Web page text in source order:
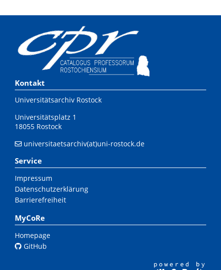
Kontakt
Universitätsarchiv Rostock
Universitätsplatz 1
18055 Rostock
universitaetsarchiv(at)uni-rostock.de
Service
Impressum
Datenschutzerklärung
Barrierefreiheit
MyCoRe
Homepage
GitHub